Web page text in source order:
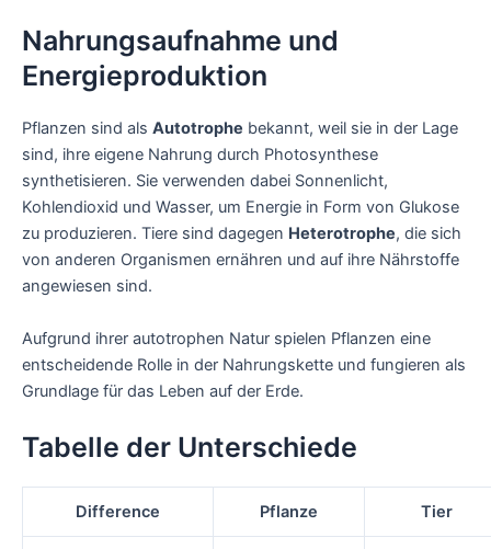
Nahrungsaufnahme und
Energieproduktion
Pflanzen sind als Autotrophe bekannt, weil sie in der Lage
sind, ihre eigene Nahrung durch Photosynthese
synthetisieren. Sie verwenden dabei Sonnenlicht,
Kohlendioxid und Wasser, um Energie in Form von Glukose
zu produzieren. Tiere sind dagegen Heterotrophe, die sich
von anderen Organismen ernähren und auf ihre Nährstoffe
angewiesen sind.
Aufgrund ihrer autotrophen Natur spielen Pflanzen eine
entscheidende Rolle in der Nahrungskette und fungieren als
Grundlage für das Leben auf der Erde.
Tabelle der Unterschiede
Difference Pflanze Tier